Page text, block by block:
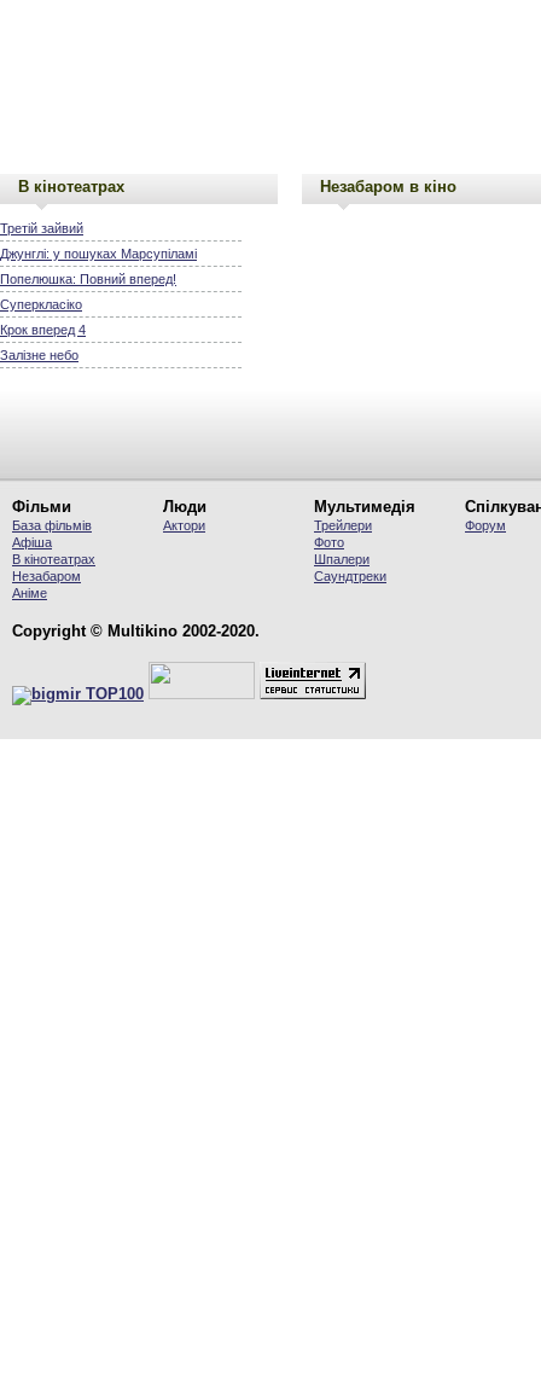
В кінотеатрах
Третій зайвий
Джунглі: у пошуках Марсупіламі
Попелюшка: Повний вперед!
Суперкласіко
Крок вперед 4
Залізне небо
Незабаром в кіно
Фільми
База фільмів
Афіша
В кінотеатрах
Незабаром
Аніме
Люди
Актори
Мультимедія
Трейлери
Фото
Шпалери
Саундтреки
Форум
Copyright © Multikino 2002-2020.